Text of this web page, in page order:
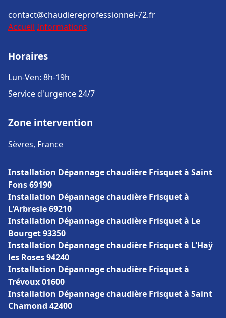
contact@chaudiereprofessionnel-72.fr
Accueil Informations
Horaires
Lun-Ven: 8h-19h
Service d'urgence 24/7
Zone intervention
Sèvres, France
Installation Dépannage chaudière Frisquet à Saint
Fons 69190
Installation Dépannage chaudière Frisquet à
L'Arbresle 69210
Installation Dépannage chaudière Frisquet à Le
Bourget 93350
Installation Dépannage chaudière Frisquet à L'Haÿ
les Roses 94240
Installation Dépannage chaudière Frisquet à
Trévoux 01600
Installation Dépannage chaudière Frisquet à Saint
Chamond 42400